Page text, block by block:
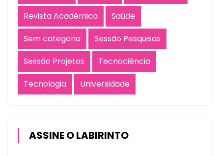
Revista Acadêmica
Saúde
Sem categoria
Sessão Pesquisas
Sessão Projetos
Tecnociência
Tecnologia
Universidade
ASSINE O LABIRINTO